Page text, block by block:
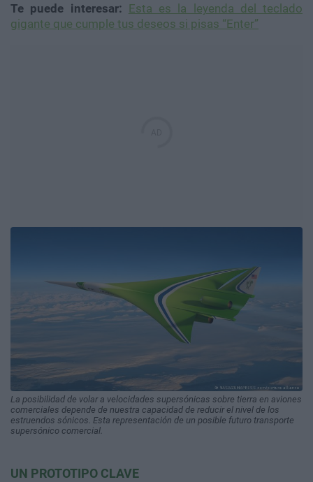
Te puede interesar: Esta es la leyenda del teclado
gigante que cumple tus deseos si pisas “Enter”
La posibilidad de volar a velocidades supersónicas sobre tierra en aviones
comerciales depende de nuestra capacidad de reducir el nivel de los
estruendos sónicos. Esta representación de un posible futuro transporte
supersónico comercial.
UN PROTOTIPO CLAVE